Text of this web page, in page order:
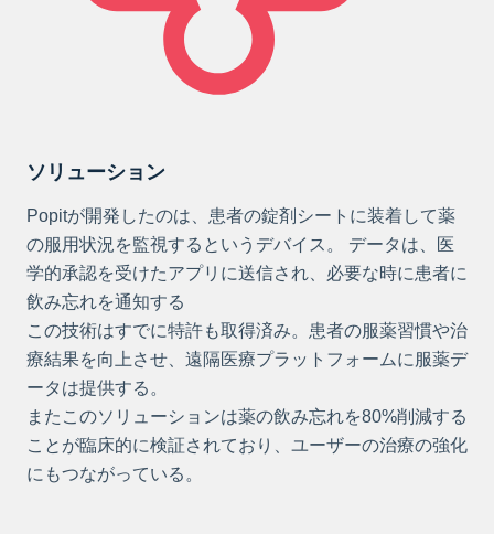
ソリューション
Popitが開発したのは、患者の錠剤シートに装着して薬
の服用状況を監視するというデバイス。 データは、医
学的承認を受けたアプリに送信され、必要な時に患者に
飲み忘れを通知する
この技術はすでに特許も取得済み。患者の服薬習慣や治
療結果を向上させ、遠隔医療プラットフォームに服薬デ
ータは提供する。
またこのソリューションは薬の飲み忘れを80%削減する
ことが臨床的に検証されており、ユーザーの治療の強化
にもつながっている。